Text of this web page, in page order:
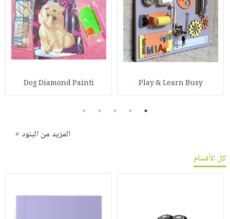
Play & Learn Busy
Dog Diamond Painti
1
2
3
4
5
المزيد من البنود »
كل الأقسام